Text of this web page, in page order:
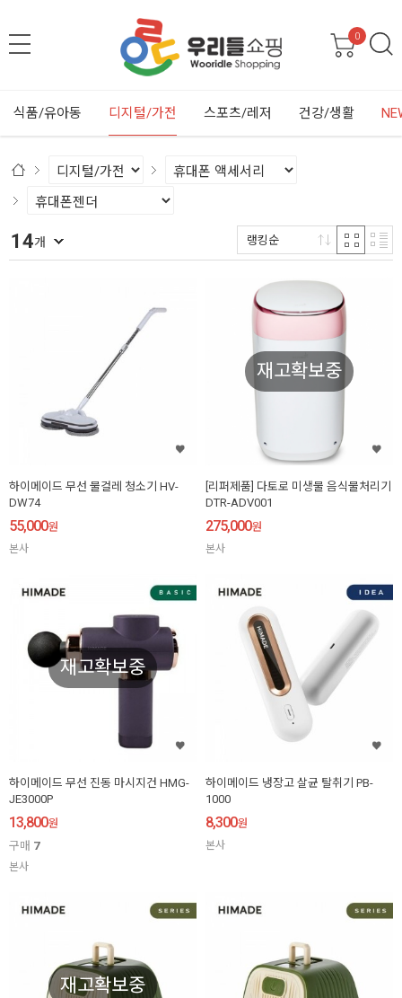
0
식품/유아동 디지털/가전 스포츠/레저 건강/생활
14개 랭킹순
하이메이드 무선 물걸레 청소기 HV-
DW74
55,000원
본사
재고확보중
[리퍼제품] 다토로 미생물 음식물처리기
DTR-ADV001
275,000원
본사
재고확보중
하이메이드 무선 진동 마시지건 HMG-
JE3000P
13,800원
구매 7
본사
하이메이드 냉장고 살균 탈취기 PB-
1000
8,300원
본사
재고확보중